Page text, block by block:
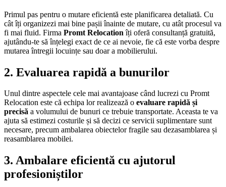
Primul pas pentru o mutare eficientă este planificarea detaliată. Cu
cât îți organizezi mai bine pașii înainte de mutare, cu atât procesul va
fi mai fluid. Firma Promt Relocation îți oferă consultanță gratuită,
ajutându-te să înțelegi exact de ce ai nevoie, fie că este vorba despre
mutarea întregii locuințe sau doar a mobilierului.
2. Evaluarea rapidă a bunurilor
Unul dintre aspectele cele mai avantajoase când lucrezi cu Promt
Relocation este că echipa lor realizează o evaluare rapidă și
precisă a volumului de bunuri ce trebuie transportate. Aceasta te va
ajuta să estimezi costurile și să decizi ce servicii suplimentare sunt
necesare, precum ambalarea obiectelor fragile sau dezasamblarea și
reasamblarea mobilei.
3. Ambalare eficientă cu ajutorul
profesioniștilor